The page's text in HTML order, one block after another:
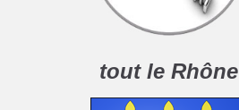
tout le Rhône